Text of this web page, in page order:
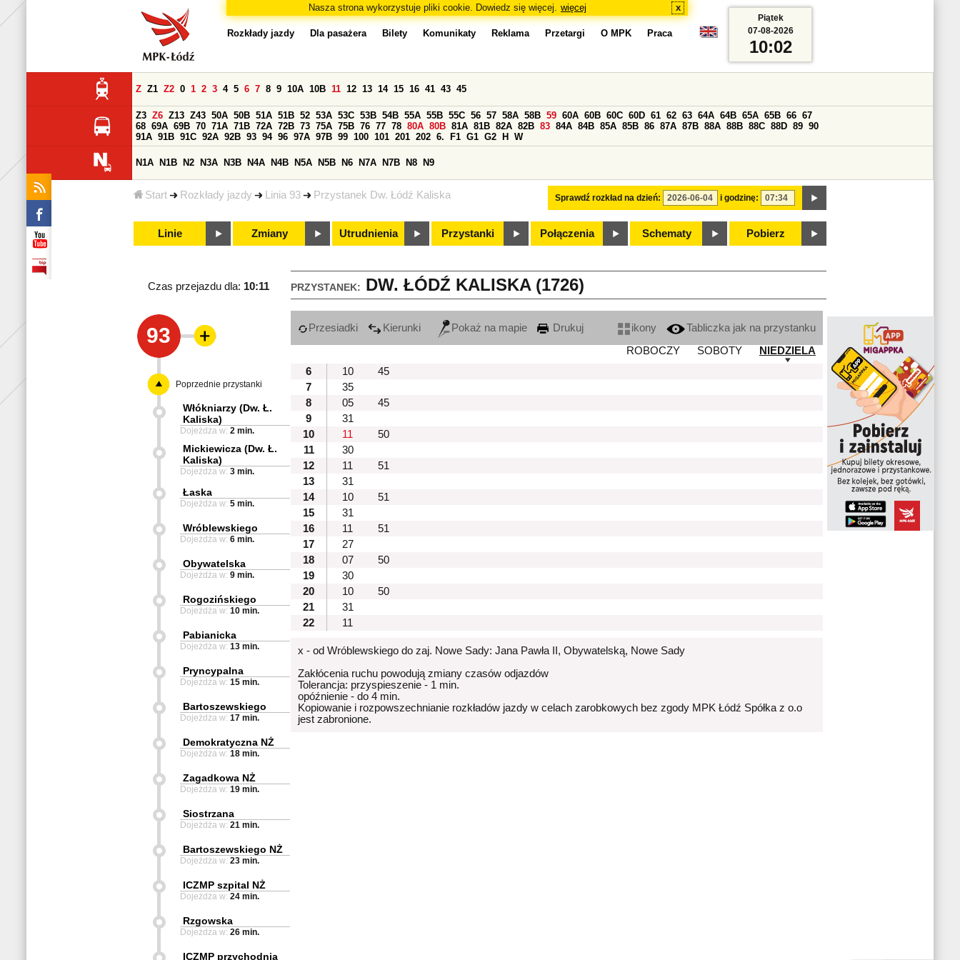
Nasza strona wykorzystuje pliki cookie. Dowiedz się więcej. więcej x
Start Rozkłady jazdy Linia 93 Przystanek Dw. Łódź Kaliska
Rozkłady jazdy Dla pasażera Bilety Komunikaty Reklama Przetargi O MPK Praca
Sprawdź rozkład na dzień: i godzinę:
Z Z1 Z2 0 1 2 3 4 5 6 7 8 9 10A 10B 11 12 13 14 15 16 41 43 45
Z3 Z6 Z13 Z43 50A 50B 51A 51B 52 53A 53C 53B 54B 55A 55B 55C 56 57 58A 58B 59 60A 60B 60C 60D 61 62 63 64A 64B 65A 65B 66 67
68 69A 69B 70 71A 71B 72A 72B 73 75A 75B 76 77 78 80A 80B 81A 81B 82A 82B 83 84A 84B 85A 85B 86 87A 87B 88A 88B 88C 88D 89 90
91A 91B 91C 92A 92B 93 94 96 97A 97B 99 100 101 201 202 6. F1 G1 G2 H W
N1A N1B N2 N3A N3B N4A N4B N5A N5B N6 N7A N7B N8 N9
Linie Zmiany Utrudnienia Przystanki Połączenia Schematy Pobierz
Piątek
07-08-2026
10:02
PRZYSTANEK: DW. ŁÓDŹ KALISKA (1726)
Czas przejazdu dla: 10:11
93 Przesiadki Kierunki Pokaż na mapie Drukuj ikony
Tabliczka jak na przystanku
ROBOCZY
SOBOTY
NIEDZIELA
6
10
45
7
35
8
05
45
9
31
10
11
50
11
30
12
11
51
13
31
14
10
51
15
31
16
11
51
17
27
18
07
50
19
30
20
10
50
21
31
22
11
x - od Wróblewskiego do zaj. Nowe Sady: Jana Pawła II, Obywatelską, Nowe Sady
Zakłócenia ruchu powodują zmiany czasów odjazdów
Tolerancja: przyspieszenie - 1 min.
opóźnienie - do 4 min.
Kopiowanie i rozpowszechnianie rozkładów jazdy w celach zarobkowych bez zgody MPK Łódź Spółka z o.o
jest zabronione.
Poprzednie przystanki
Włókniarzy (Dw. Ł.
Kaliska)
Dojeżdża w: 2 min.
Mickiewicza (Dw. Ł.
Kaliska)
Dojeżdża w: 3 min.
Łaska
Dojeżdża w: 5 min.
Wróblewskiego
Dojeżdża w: 6 min.
Obywatelska
Dojeżdża w: 9 min.
Rogozińskiego
Dojeżdża w: 10 min.
Pabianicka
Dojeżdża w: 13 min.
Pryncypalna
Dojeżdża w: 15 min.
Bartoszewskiego
Dojeżdża w: 17 min.
Demokratyczna NŻ
Dojeżdża w: 18 min.
Zagadkowa NŻ
Dojeżdża w: 19 min.
Siostrzana
Dojeżdża w: 21 min.
Bartoszewskiego NŻ
Dojeżdża w: 23 min.
ICZMP szpital NŻ
Dojeżdża w: 24 min.
Rzgowska
Dojeżdża w: 26 min.
ICZMP przychodnia